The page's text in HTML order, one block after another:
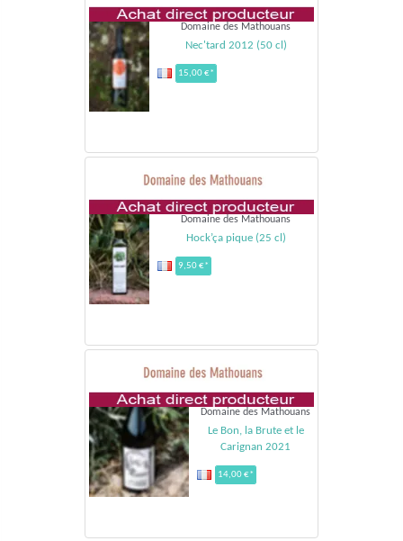
Domaine des Mathouans
Nec'tard 2012 (50 cl)
15,00 €*
Domaine des Mathouans
Hock’ça pique (25 cl)
9,50 €*
Domaine des Mathouans
Le Bon, la Brute et le
Carignan 2021
14,00 €*